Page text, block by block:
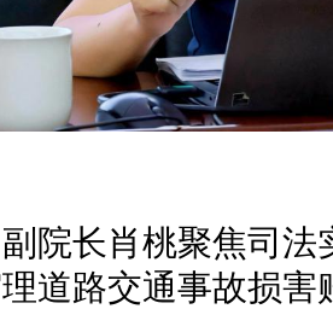
长肖桃聚焦司法
道路交通事故损